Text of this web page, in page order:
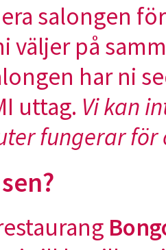
salongen
väljer på
har ni
uttag. Vi kan
fungerar